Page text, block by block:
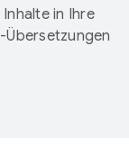
in Ihre